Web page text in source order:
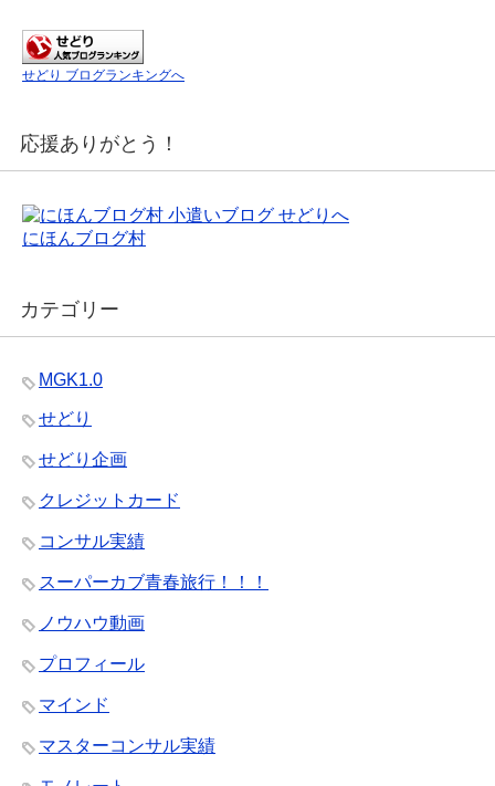
せどり ブログランキングへ
応援ありがとう！
にほんブログ村
カテゴリー
MGK1.0
せどり
せどり企画
クレジットカード
コンサル実績
スーパーカブ青春旅行！！！
ノウハウ動画
プロフィール
マインド
マスターコンサル実績